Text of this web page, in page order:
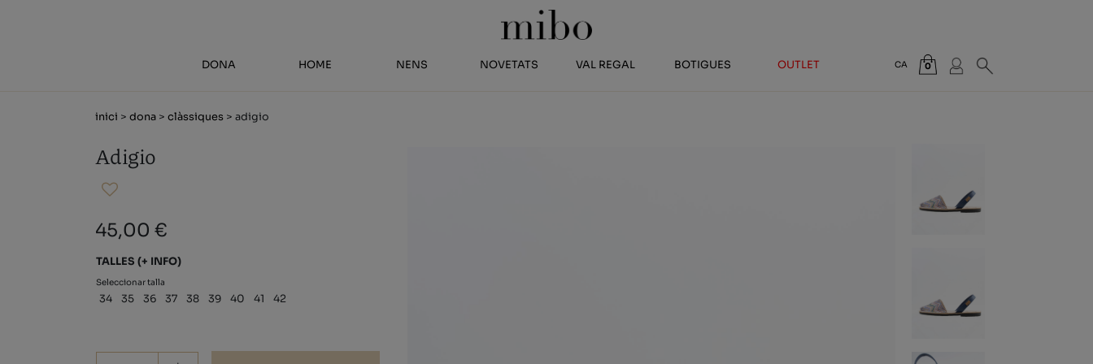
DONA HOME NENS NOVETATS VAL REGAL BOTIGUES OUTLET CA 0
inici > dona > clàssiques > adigio
Adigio
45,00 €
TALLES (+ INFO)
Seleccionar talla
34 35 36 37 38 39 40 41 42